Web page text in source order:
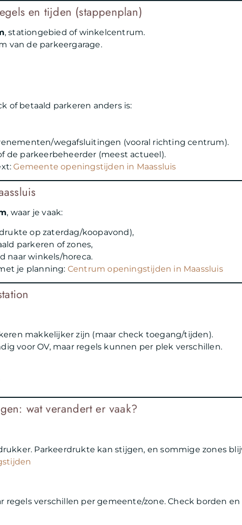
en tijden (stappenplan)
, stationgebied of winkelcentrum.
van de parkeergarage.
of betaald parkeren anders is:
wegafsluitingen (vooral richting centrum).
de parkeerbeheerder (meest actueel).
Gemeente openingstijden in Maassluis
, waar je vaak:
op zaterdag/koopavond),
parkeren of zones,
naar winkels/horeca.
je planning: Centrum openingstijden in Maassluis
makkelijker zijn (maar check toegang/tijden).
voor OV, maar regels kunnen per plek verschillen.
wat verandert er vaak?
Parkeerdrukte kan stijgen, en sommige zones
regels verschillen per gemeente/zone. Check borden